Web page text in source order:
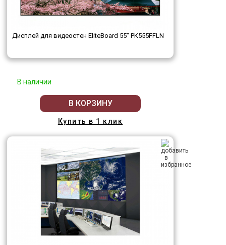
Дисплей для видеостен EliteBoard 55" PK555FFLN
В наличии
В КОРЗИНУ
Купить в 1 клик